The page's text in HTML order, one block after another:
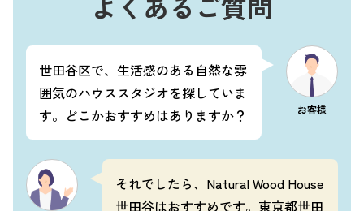
お客様
世田谷区で、生活感のある自然な雰
囲気のハウススタジオを探していま
す。どこかおすすめはありますか？
それでしたら、Natural Wood House
世田谷はおすすめです。東京都世田